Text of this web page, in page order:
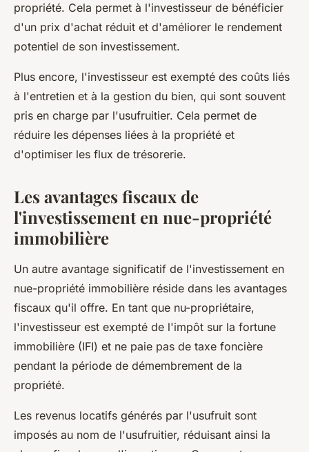
propriété. Cela permet à l'investisseur de bénéficier
d'un prix d'achat réduit et d'améliorer le rendement
potentiel de son investissement.
Plus encore, l'investisseur est exempté des coûts liés
à l'entretien et à la gestion du bien, qui sont souvent
pris en charge par l'usufruitier. Cela permet de
réduire les dépenses liées à la propriété et
d'optimiser les flux de trésorerie.
Les avantages fiscaux de
l'investissement en nue-propriété
immobilière
Un autre avantage significatif de l'investissement en
nue-propriété immobilière réside dans les avantages
fiscaux qu'il offre. En tant que nu-propriétaire,
l'investisseur est exempté de l'impôt sur la fortune
immobilière (IFI) et ne paie pas de taxe foncière
pendant la période de démembrement de la
propriété.
Les revenus locatifs générés par l'usufruit sont
imposés au nom de l'usufruitier, réduisant ainsi la